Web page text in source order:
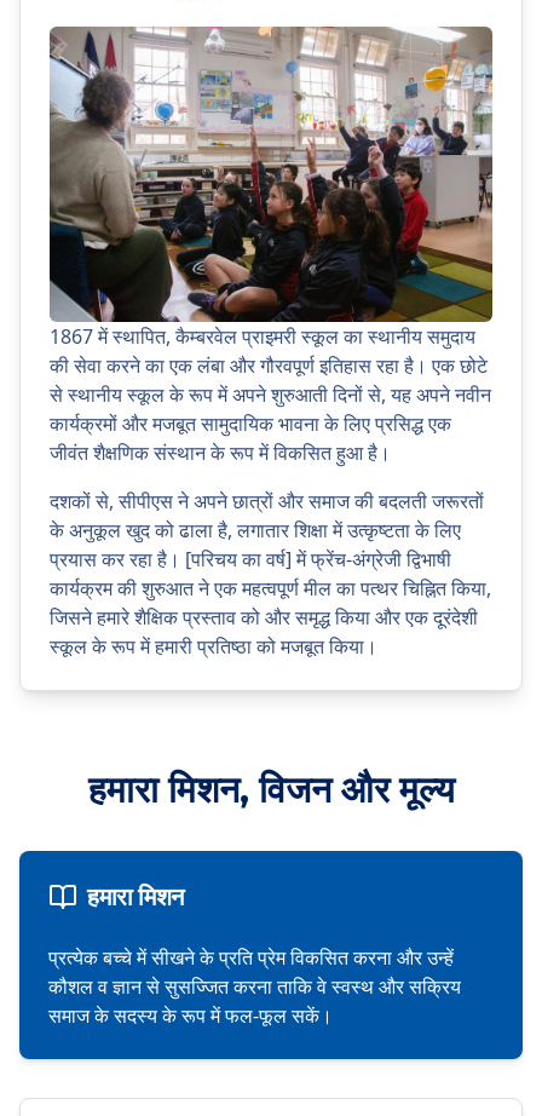
1867 में स्थापित, कैम्बरवेल प्राइमरी स्कूल का स्थानीय समुदाय
की सेवा करने का एक लंबा और गौरवपूर्ण इतिहास रहा है। एक छोटे
से स्थानीय स्कूल के रूप में अपने शुरुआती दिनों से, यह अपने नवीन
कार्यक्रमों और मजबूत सामुदायिक भावना के लिए प्रसिद्ध एक
जीवंत शैक्षणिक संस्थान के रूप में विकसित हुआ है।
दशकों से, सीपीएस ने अपने छात्रों और समाज की बदलती जरूरतों
के अनुकूल खुद को ढाला है, लगातार शिक्षा में उत्कृष्टता के लिए
प्रयास कर रहा है। [परिचय का वर्ष] में फ्रेंच-अंग्रेजी द्विभाषी
कार्यक्रम की शुरुआत ने एक महत्वपूर्ण मील का पत्थर चिह्नित किया,
जिसने हमारे शैक्षिक प्रस्ताव को और समृद्ध किया और एक दूरंदेशी
स्कूल के रूप में हमारी प्रतिष्ठा को मजबूत किया।
हमारा मिशन, विजन और मूल्य
हमारा मिशन
प्रत्येक बच्चे में सीखने के प्रति प्रेम विकसित करना और उन्हें
कौशल व ज्ञान से सुसज्जित करना ताकि वे स्वस्थ और सक्रिय
समाज के सदस्य के रूप में फल-फूल सकें।